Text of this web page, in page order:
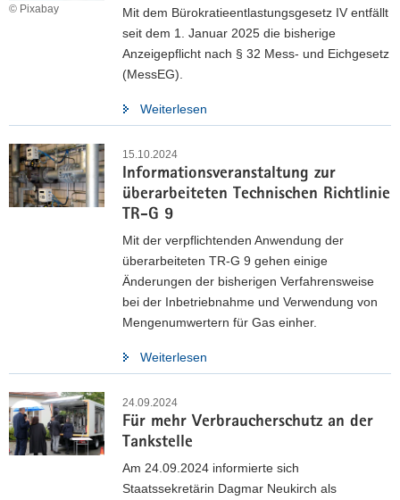
© Pixabay
Mit dem Bürokratieentlastungsgesetz IV entfällt
seit dem 1. Januar 2025 die bisherige
Anzeigepflicht nach § 32 Mess- und Eichgesetz
(MessEG).
Weiterlesen
15.10.2024
Informationsveranstaltung zur
überarbeiteten Technischen Richtlinie
TR-G 9
Mit der verpflichtenden Anwendung der
überarbeiteten TR-G 9 gehen einige
Änderungen der bisherigen Verfahrensweise
bei der Inbetriebnahme und Verwendung von
Mengenumwertern für Gas einher.
Weiterlesen
24.09.2024
Für mehr Verbraucherschutz an der
Tankstelle
Am 24.09.2024 informierte sich
Staatssekretärin Dagmar Neukirch als